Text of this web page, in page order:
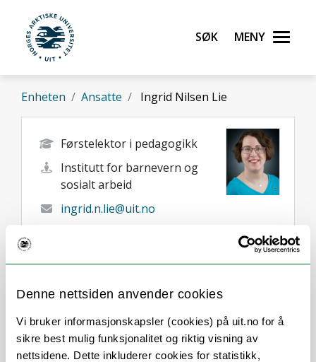
Denne nettsiden anvender cookies
Vi bruker informasjonskapsler (cookies) på uit.no for å
sikre best mulig funksjonalitet og riktig visning av
nettsidene. Dette inkluderer cookies for statistikk,
Gå til hovedinnhold
UiT Norges arktiske universitet
Søk Meny
Enheten Ansatte Ingrid Nilsen Lie
Førstelektor i pedagogikk
Institutt for barnevern og
sosialt arbeid
ingrid.n.lie@uit.no